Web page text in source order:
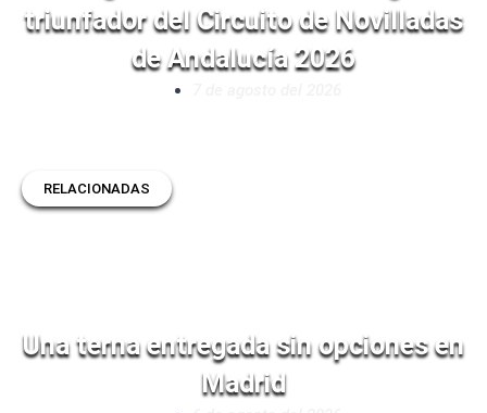
triunfador del Circuito de Novilladas
de Andalucía 2026
RELACIONADAS
Una terna entregada sin opciones en
Madrid